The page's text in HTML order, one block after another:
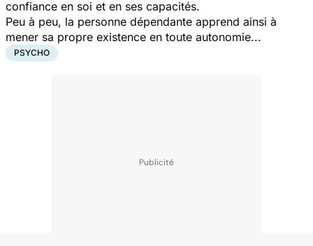
confiance en soi et en ses capacités.
Peu à peu, la personne dépendante apprend ainsi à
mener sa propre existence en toute autonomie...
PSYCHO